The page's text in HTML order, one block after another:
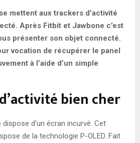
mettent aux trackers d’activité
Après Fitbit et Jawbone c’est
présenter son objet connecté.
vocation de récupérer le panel
à l’aide d’un simple
bien cher
d’un écran incurvé. Cet
de la technologie P-OLED. Fait